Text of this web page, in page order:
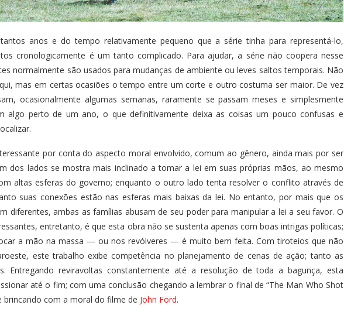
anos e do tempo relativamente pequeno que a série tinha para representá-lo,
cronologicamente é um tanto complicado. Para ajudar, a série não coopera nesse
normalmente são usados para mudanças de ambiente ou leves saltos temporais. Não
mas em certas ocasiões o tempo entre um corte e outro costuma ser maior. De vez
ocasionalmente algumas semanas, raramente se passam meses e simplesmente
algo perto de um ano, o que definitivamente deixa as coisas um pouco confusas e
por conta do aspecto moral envolvido, comum ao gênero, ainda mais por ser
dos lados se mostra mais inclinado a tomar a lei em suas próprias mãos, ao mesmo
altas esferas do governo; enquanto o outro lado tenta resolver o conflito através de
suas conexões estão nas esferas mais baixas da lei. No entanto, por mais que os
diferentes, ambas as famílias abusam de seu poder para manipular a lei a seu favor. O
entretanto, é que esta obra não se sustenta apenas com boas intrigas políticas;
a mão na massa — ou nos revólveres — é muito bem feita. Com tiroteios que não
este trabalho exibe competência no planejamento de cenas de ação; tanto as
Entregando reviravoltas constantemente até a resolução de toda a bagunça, esta
até o fim; com uma conclusão chegando a lembrar o final de “The Man Who Shot
brincando com a moral do filme de John Ford.